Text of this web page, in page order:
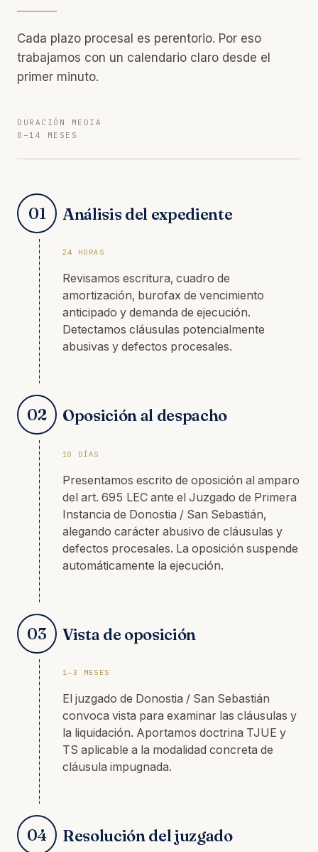
Cada plazo procesal es perentorio. Por eso
trabajamos con un calendario claro desde el
primer minuto.
DURACIÓN MEDIA
8–14 MESES
01 Análisis del expediente
24 HORAS
Revisamos escritura, cuadro de
amortización, burofax de vencimiento
anticipado y demanda de ejecución.
Detectamos cláusulas potencialmente
abusivas y defectos procesales.
02 Oposición al despacho
10 DÍAS
Presentamos escrito de oposición al amparo
del art. 695 LEC ante el Juzgado de Primera
Instancia de Donostia / San Sebastián,
alegando carácter abusivo de cláusulas y
defectos procesales. La oposición suspende
automáticamente la ejecución.
03 Vista de oposición
1–3 MESES
El juzgado de Donostia / San Sebastián
convoca vista para examinar las cláusulas y
la liquidación. Aportamos doctrina TJUE y
TS aplicable a la modalidad concreta de
cláusula impugnada.
04 Resolución del juzgado